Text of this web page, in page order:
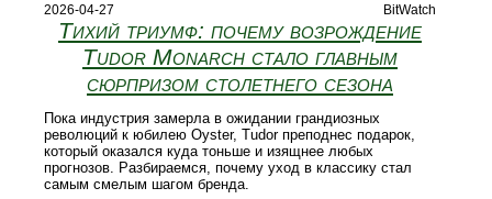
2026-04-27 BitWatch
Тихий триумф: почему возрождение
Tudor Monarch стало главным
сюрпризом столетнего сезона
Пока индустрия замерла в ожидании грандиозных
революций к юбилею Oyster, Tudor преподнес подарок,
который оказался куда тоньше и изящнее любых
прогнозов. Разбираемся, почему уход в классику стал
самым смелым шагом бренда.